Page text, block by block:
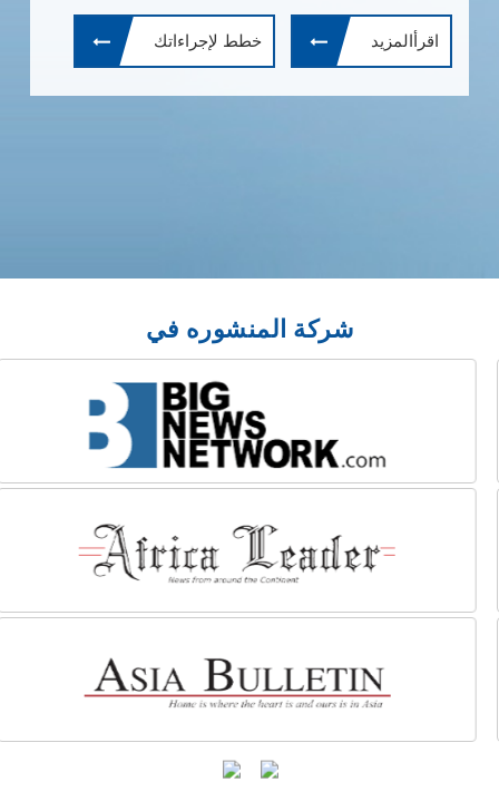
اقرأالمزيد خطط لإجراءاتك
شركة المنشوره في